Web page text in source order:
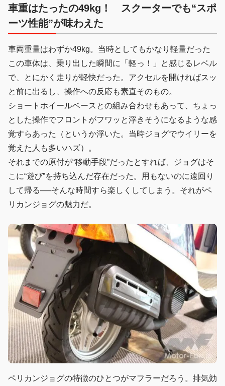
車重はたったの49kg！ スクーターでも“スポ
ーツ性能”が味わえた
車両重量はわずか49kg。当時としてもかなり軽量だった
この車体は、乗り出した瞬間に「軽っ！」と感じるレベル
で、とにかく走りが軽快だった。アクセルを開ければスッ
と前に出るし、操作への反応も素直そのもの。
ショートホイールベースとの組み合わせもあって、ちょっ
とした操作でフロントがフワッと浮きそうになるような感
覚すらあった（というか浮いた。当時ジョグでウイリーを
覚えた人も多いハズ）。
それまでの原付が“移動手段”だったとすれば、ジョグはそ
こに“遊び”を持ち込んだ存在だった。用もないのに遠回り
して帰る──そんな時間すら楽しくしてしまう。それがペ
リカンジョグの魅力だ。
ペリカンジョグの特徴のひとつがマフラーだろう。排気効